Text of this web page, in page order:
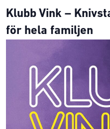
Klubb Vink –
för hela familjen